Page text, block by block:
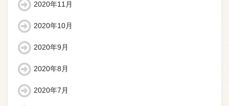
2020年11月
2020年10月
2020年9月
2020年8月
2020年7月